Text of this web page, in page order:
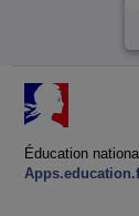
Éducation